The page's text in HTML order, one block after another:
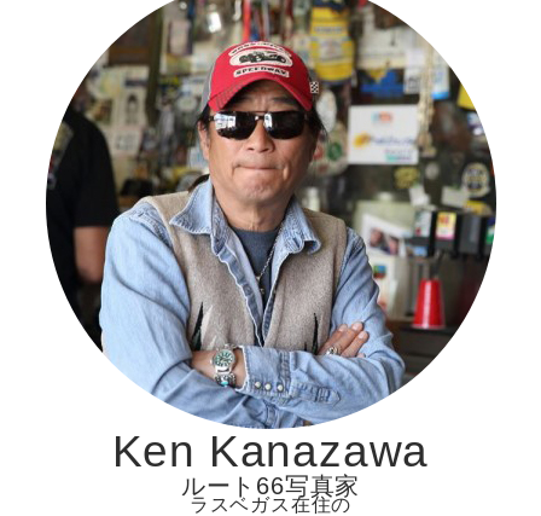
Ken Kanazawa
ルート66写真家
ラスベガス在住の